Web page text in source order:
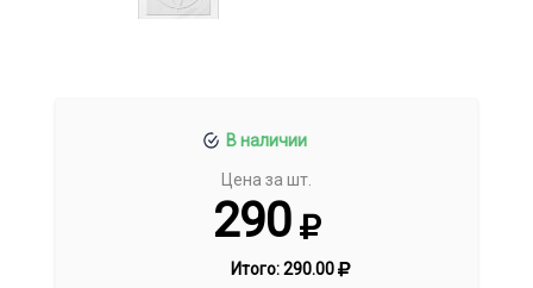
В наличии
Цена за шт.
290
Итого:290.00